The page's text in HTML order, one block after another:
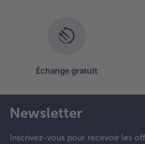
Échange gratuit
Newsletter
Inscrivez-vous pour recevoir les